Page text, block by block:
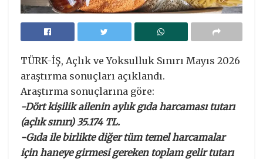
TÜRK-İŞ, Açlık ve Yoksulluk Sınırı Mayıs 2026
araştırma sonuçları açıklandı.
Araştırma sonuçlarına göre:
-Dört kişilik ailenin aylık gıda harcaması tutarı
(açlık sınırı) 35.174 TL.
-Gıda ile birlikte diğer tüm temel harcamalar
için haneye girmesi gereken toplam gelir tutarı